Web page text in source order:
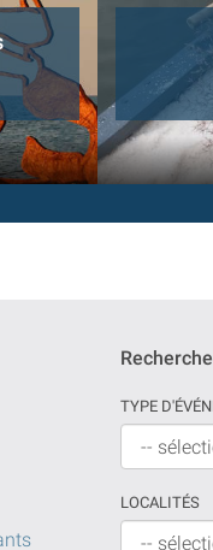
TYPE
LOCALITÉS